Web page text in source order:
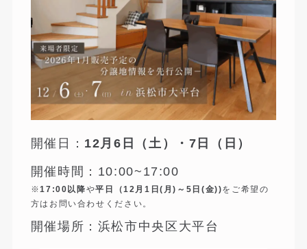
開催日： 12月6日（土）・7日（日）
開催時間：10:00~17:00
※17:00以降や平日（12月1日(月)～5日(金))をご希望の
方はお問い合わせください。
開催場所：浜松市中央区大平台